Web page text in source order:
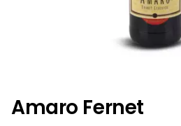
Amaro Fernet